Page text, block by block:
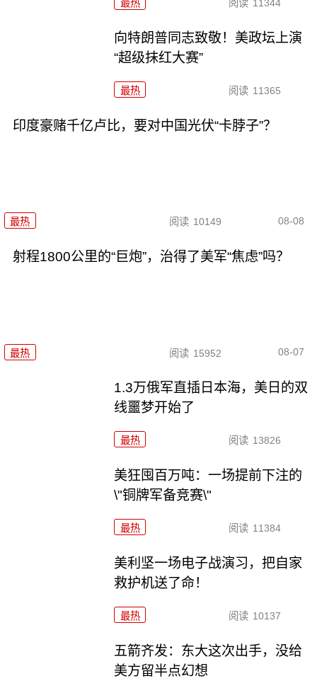
最热 阅读 11344
向特朗普同志致敬！美政坛上演
“超级抹红大赛”
最热 阅读 11365
印度豪赌千亿卢比，要对中国光伏“卡脖子”？
最热 阅读 10149 08-08
射程1800公里的“巨炮”，治得了美军“焦虑”吗？
最热 阅读 15952 08-07
1.3万俄军直插日本海，美日的双
线噩梦开始了
最热 阅读 13826
美狂囤百万吨：一场提前下注的
\"铜牌军备竞赛\"
最热 阅读 11384
美利坚一场电子战演习，把自家
救护机送了命！
最热 阅读 10137
五箭齐发：东大这次出手，没给
美方留半点幻想